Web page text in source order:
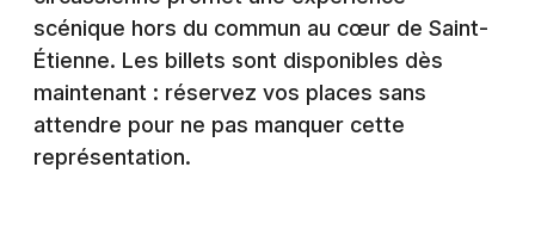
Sports
Soirées
Sorties famille
Paris
Strasbourg
Toulouse
Toutes les villes
scénique hors du commun au cœur de Saint-
Étienne. Les billets sont disponibles dès
maintenant : réservez vos places sans
attendre pour ne pas manquer cette
représentation.